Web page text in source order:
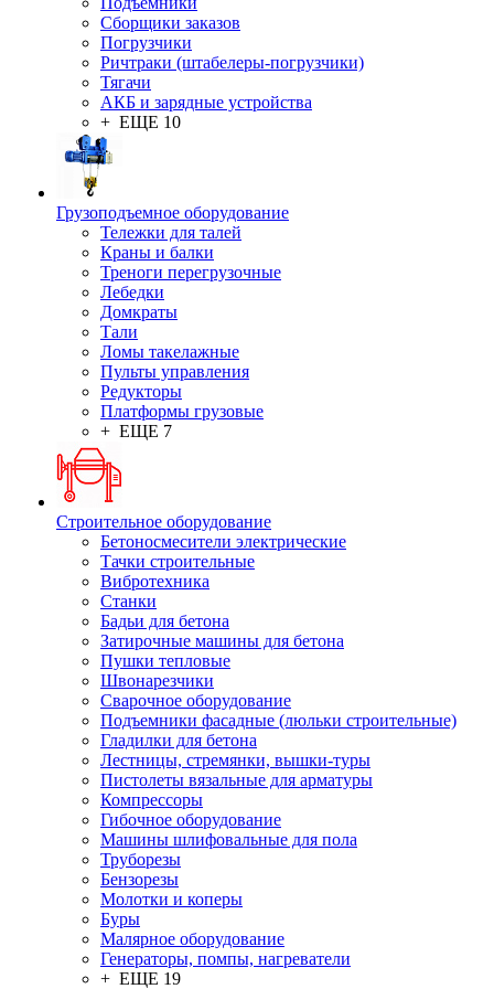
Сборщики заказов
Погрузчики
Ричтраки (штабелеры-погрузчики)
Тягачи
АКБ и зарядные устройства
+ ЕЩЕ 10
Грузоподъемное оборудование
Тележки для талей
Краны и балки
Треноги перегрузочные
Лебедки
Домкраты
Тали
Ломы такелажные
Пульты управления
Редукторы
Платформы грузовые
+ ЕЩЕ 7
Строительное оборудование
Бетоносмесители электрические
Тачки строительные
Вибротехника
Станки
Бадьи для бетона
Затирочные машины для бетона
Пушки тепловые
Швонарезчики
Сварочное оборудование
Подъемники фасадные (люльки строительные)
Гладилки для бетона
Лестницы, стремянки, вышки-туры
Пистолеты вязальные для арматуры
Компрессоры
Гибочное оборудование
Машины шлифовальные для пола
Труборезы
Бензорезы
Молотки и коперы
Буры
Малярное оборудование
Генераторы, помпы, нагреватели
+ ЕЩЕ 19